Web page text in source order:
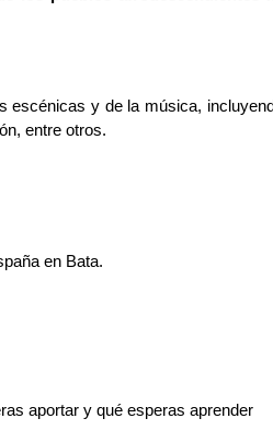
y de la música,
entre otros.
en Bata.
aportar y qué esperas aprender